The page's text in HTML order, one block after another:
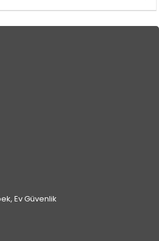
Ev Güvenlik